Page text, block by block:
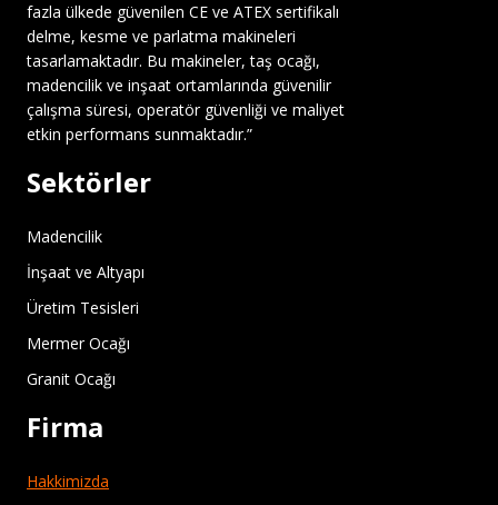
fazla ülkede güvenilen CE ve ATEX sertifikalı
delme, kesme ve parlatma makineleri
tasarlamaktadır. Bu makineler, taş ocağı,
madencilik ve inşaat ortamlarında güvenilir
çalışma süresi, operatör güvenliği ve maliyet
etkin performans sunmaktadır.”
Sektörler
Madencilik
İnşaat ve Altyapı
Üretim Tesisleri
Mermer Ocağı
Granit Ocağı
Firma
Hakkimizda